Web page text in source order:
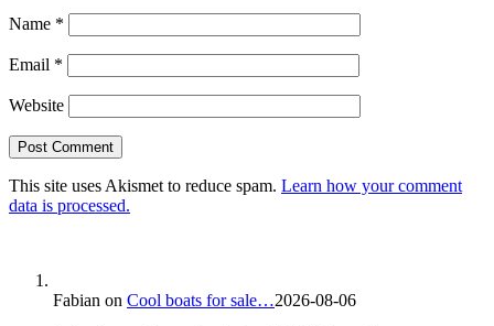
Name *
Email *
Website
This site uses Akismet to reduce spam. Learn how your comment
data is processed.
Fabian on Cool boats for sale…2026-08-06